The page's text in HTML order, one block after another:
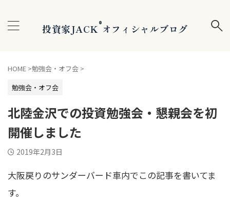
投資家JACK®オフィシャルブログ
HOME >勉強会・オフ会 >
勉強会・オフ会
北陸金沢での投資勉強会・懇親会を初
開催しました
2019年2月3日
大阪戻りのサンダーバード車内でこの記事を書いてま
す。